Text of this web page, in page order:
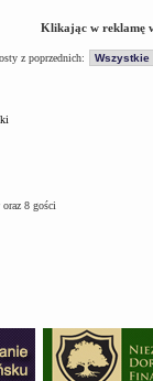
Klikając w reklamę
z poprzednich:
8 gości